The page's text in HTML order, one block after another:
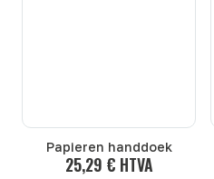
Papieren handdoek
25,29 € HTVA